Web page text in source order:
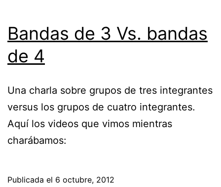
Bandas de 3 Vs. bandas
de 4
Una charla sobre grupos de tres integrantes
versus los grupos de cuatro integrantes.
Aquí los videos que vimos mientras
charábamos:
Publicada el 6 octubre, 2012